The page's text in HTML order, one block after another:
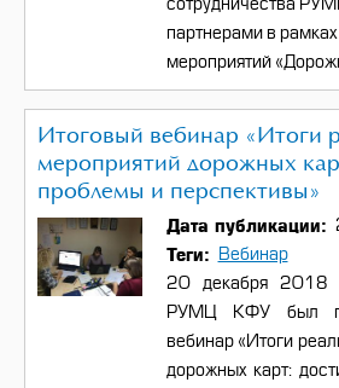
сотрудничества
партнерами в
мероприятий
Итоговый вебинар «Итоги
мероприятий дорожных
проблемы и перспективы»
Дата публикации
Теги
Вебинар
20 декабря 2018
РУМЦ КФУ был
вебинар «Итоги
дорожных карт: